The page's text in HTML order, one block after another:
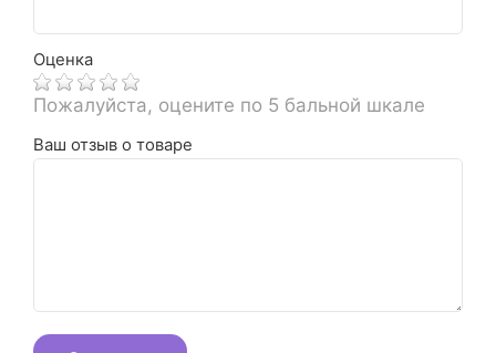
Оценка
Пожалуйста, оцените по 5 бальной шкале
Ваш отзыв о товаре